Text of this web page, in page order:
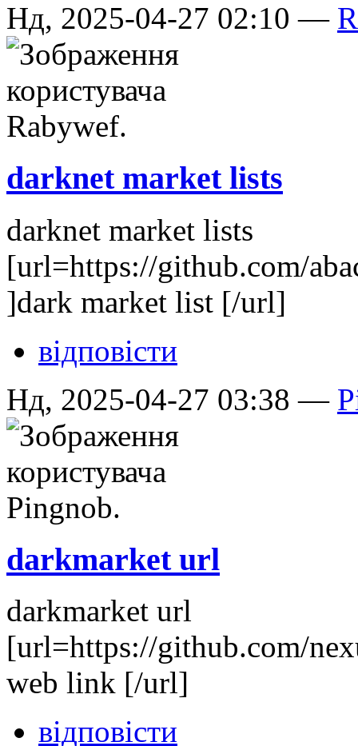
Нд, 2025-04-27 02:10 —
darknet market lists
darknet market lists
[url=https://github.com/
]dark market list [/url]
відповісти
Нд, 2025-04-27 03:38 —
darkmarket url
darkmarket url
[url=https://github.com/
web link [/url]
відповісти